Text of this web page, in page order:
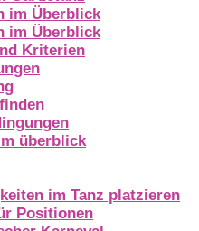
im Überblick
im Überblick
Kriterien
überblick
im Tanz platzieren
Positionen